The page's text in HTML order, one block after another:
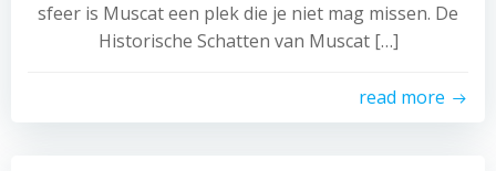
sfeer is Muscat een plek die je niet mag missen. De
Historische Schatten van Muscat […]
read more